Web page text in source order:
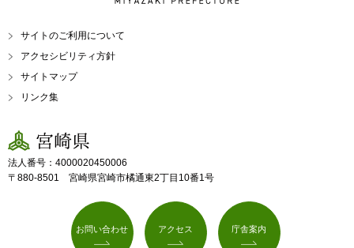
サイトのご利用について
アクセシビリティ方針
サイトマップ
リンク集
宮崎県
法人番号：4000020450006
〒880-8501 宮崎県宮崎市橘通東2丁目10番1号
お問い合わせ アクセス 庁舎案内